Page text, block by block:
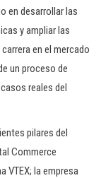
en desarrollar las
y ampliar las
en el mercado
un proceso de
reales del
pilares del
Commerce
VTEX; la empresa